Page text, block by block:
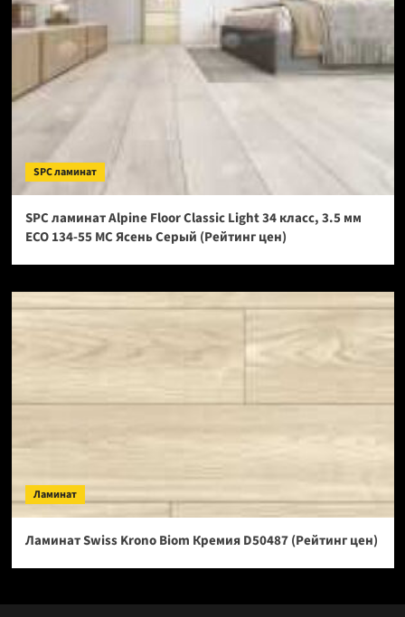
SPC ламинат
SPC ламинат Alpine Floor Classic Light 34 класс, 3.5 мм
ECO 134-55 МС Ясень Серый (Рейтинг цен)
Ламинат
Ламинат Swiss Krono Biom Кремия D50487 (Рейтинг цен)